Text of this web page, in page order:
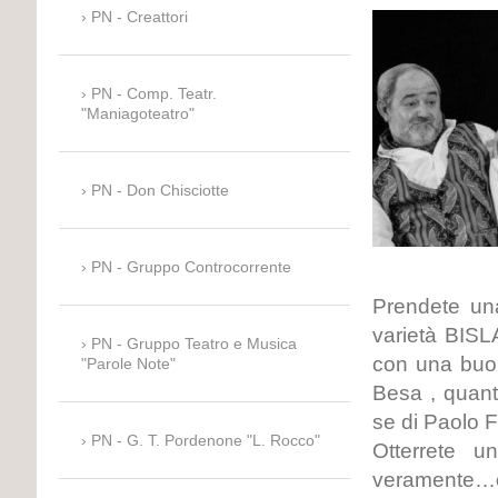
Prendete
varietà
con una
Besa ,
se di Paolo
Otterrete
PN - Creattori
PN - Comp. Teatr.
"Maniagoteatro"
PN - Don Chisciotte
PN - Gruppo Controcorrente
PN - Gruppo Teatro e Musica
"Parole Note"
PN - G. T. Pordenone "L. Rocco"